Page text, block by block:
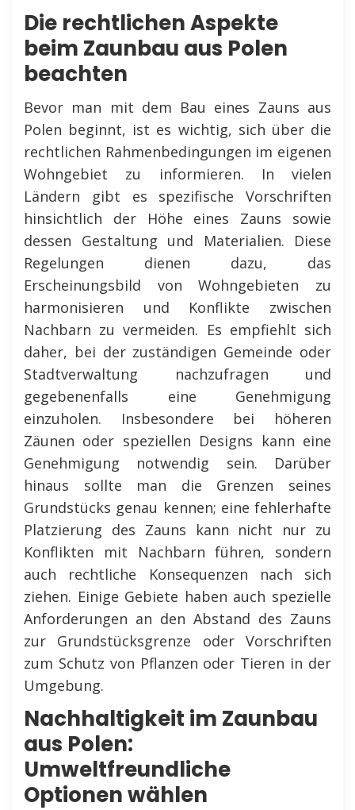
Die rechtlichen Aspekte
beim Zaunbau aus Polen
beachten
Bevor man mit dem Bau eines Zauns aus
Polen beginnt, ist es wichtig, sich über die
rechtlichen Rahmenbedingungen im eigenen
Wohngebiet zu informieren. In vielen
Ländern gibt es spezifische Vorschriften
hinsichtlich der Höhe eines Zauns sowie
dessen Gestaltung und Materialien. Diese
Regelungen dienen dazu, das
Erscheinungsbild von Wohngebieten zu
harmonisieren und Konflikte zwischen
Nachbarn zu vermeiden. Es empfiehlt sich
daher, bei der zuständigen Gemeinde oder
Stadtverwaltung nachzufragen und
gegebenenfalls eine Genehmigung
einzuholen. Insbesondere bei höheren
Zäunen oder speziellen Designs kann eine
Genehmigung notwendig sein. Darüber
hinaus sollte man die Grenzen seines
Grundstücks genau kennen; eine fehlerhafte
Platzierung des Zauns kann nicht nur zu
Konflikten mit Nachbarn führen, sondern
auch rechtliche Konsequenzen nach sich
ziehen. Einige Gebiete haben auch spezielle
Anforderungen an den Abstand des Zauns
zur Grundstücksgrenze oder Vorschriften
zum Schutz von Pflanzen oder Tieren in der
Umgebung.
Nachhaltigkeit im Zaunbau
aus Polen:
Umweltfreundliche
Optionen wählen